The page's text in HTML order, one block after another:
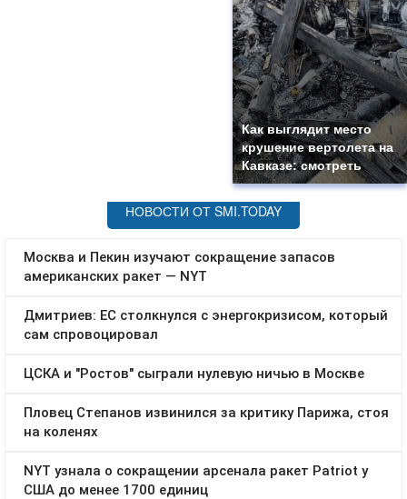
Как выглядит место
крушение вертолета на
Кавказе: смотреть